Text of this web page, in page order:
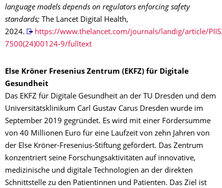
language models depends on regulators enforcing safety
standards; The Lancet Digital Health,
2024.
https://www.thelancet.com/journals/landig/article/
7500(24)00124-9/fulltext
Else Kröner Fresenius Zentrum (EKFZ) für Digitale
Gesundheit
Das EKFZ für Digitale Gesundheit an der TU Dresden und dem
Universitätsklinikum Carl Gustav Carus Dresden wurde im
September 2019 gegründet. Es wird mit einer Fördersumme
von 40 Millionen Euro für eine Laufzeit von zehn Jahren von
der Else Kröner-Fresenius-Stiftung gefördert. Das Zentrum
konzentriert seine Forschungsaktivitäten auf innovative,
medizinische und digitale Technologien an der direkten
Schnittstelle zu den Patientinnen und Patienten. Das Ziel ist